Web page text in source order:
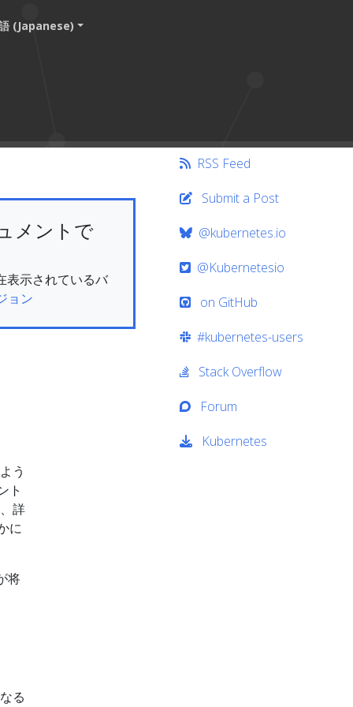
(Japanese)
メントで
表示されているバ
ョン
う
ト
詳
に
将
る
RSS Feed
Submit a Post
@kubernetes.io
@Kubernetesio
on GitHub
#kubernetes-users
Stack Overflow
Forum
Kubernetes